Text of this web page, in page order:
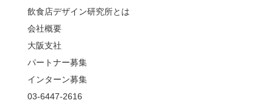
飲食店デザイン研究所とは
会社概要
大阪支社
パートナー募集
インターン募集
03-6447-2616